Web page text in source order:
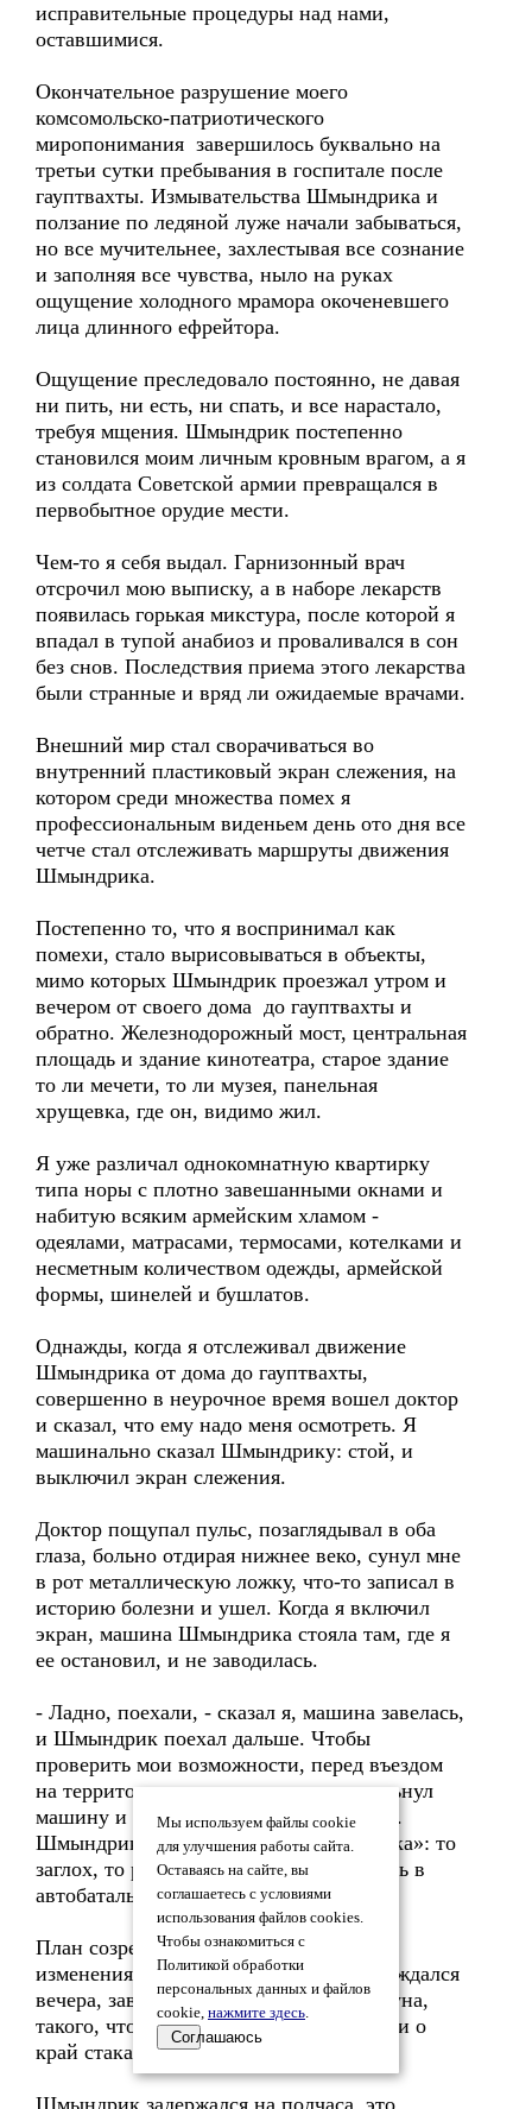
исправительные процедуры над нами,
оставшимися.
Окончательное разрушение моего
комсомольско-патриотического
миропонимания завершилось буквально на
третьи сутки пребывания в госпитале после
гауптвахты. Измывательства Шмындрика и
ползание по ледяной луже начали забываться,
но все мучительнее, захлестывая все сознание
и заполняя все чувства, ныло на руках
ощущение холодного мрамора окоченевшего
лица длинного ефрейтора.
Ощущение преследовало постоянно, не давая
ни пить, ни есть, ни спать, и все нарастало,
требуя мщения. Шмындрик постепенно
становился моим личным кровным врагом, а я
из солдата Советской армии превращался в
первобытное орудие мести.
Чем-то я себя выдал. Гарнизонный врач
отсрочил мою выписку, а в наборе лекарств
появилась горькая микстура, после которой я
впадал в тупой анабиоз и проваливался в сон
без снов. Последствия приема этого лекарства
были странные и вряд ли ожидаемые врачами.
Внешний мир стал сворачиваться во
внутренний пластиковый экран слежения, на
котором среди множества помех я
профессиональным виденьем день ото дня все
четче стал отслеживать маршруты движения
Шмындрика.
Постепенно то, что я воспринимал как
помехи, стало вырисовываться в объекты,
мимо которых Шмындрик проезжал утром и
вечером от своего дома до гауптвахты и
обратно. Железнодорожный мост, центральная
площадь и здание кинотеатра, старое здание
то ли мечети, то ли музея, панельная
хрущевка, где он, видимо жил.
Я уже различал однокомнатную квартирку
типа норы с плотно завешанными окнами и
набитую всяким армейским хламом -
одеялами, матрасами, термосами, котелками и
несметным количеством одежды, армейской
формы, шинелей и бушлатов.
Однажды, когда я отслеживал движение
Шмындрика от дома до гауптвахты,
совершенно в неурочное время вошел доктор
и сказал, что ему надо меня осмотреть. Я
машинально сказал Шмындрику: стой, и
выключил экран слежения.
Доктор пощупал пульс, позаглядывал в оба
глаза, больно отдирая нижнее веко, сунул мне
в рот металлическую ложку, что-то записал в
историю болезни и ушел. Когда я включил
экран, машина Шмындрика стояла там, где я
ее остановил, и не заводилась.
- Ладно, поехали, - сказал я, машина завелась,
и Шмындрик поехал дальше. Чтобы
проверить мои возможности, перед въездом
на территорию гауптвахты я резко вильнул
машину и слегка зацепил стойку ворот.
Шмындрик грязно выругался на «бобика»: то
заглох, то руль не слушается, надо гнать в
автобатальон, пусть посмотрят.
План созрел мгновенно, пересмотру и
изменениям уже не подлежал. Я еле дождался
вечера, заведенный до нервного колотуна,
такого, что когда пил воду, зубы стучали о
край стакана.
Шмындрик задержался на полчаса, это
Мы используем файлы cookie
для улучшения работы сайта.
Оставаясь на сайте, вы
соглашаетесь с условиями
использования файлов cookies.
Чтобы ознакомиться с
Политикой обработки
персональных данных и файлов
cookie, нажмите здесь.
Соглашаюсь